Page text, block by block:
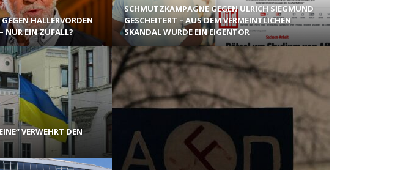
HALLERVORDEN
NUR EIN ZUFALL?
VERWEHRT DEN
SCHMUTZKAMPAGNE GEGEN ULRICH SIEGMUND
GESCHEITERT – AUS DEM VERMEINTLICHEN
SKANDAL WURDE EIN EIGENTOR